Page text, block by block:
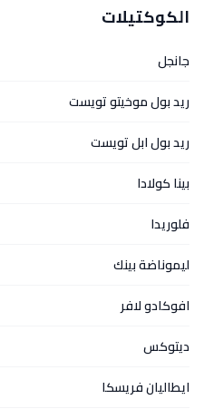
الكوكتيلات
جانجل
ريد بول موخيتو تويست
ريد بول ابل تويست
بينا كولادا
فلوريدا
ليموناضة بينك
افوكادو لافر
ديتوكس
ايطاليان فريسكا